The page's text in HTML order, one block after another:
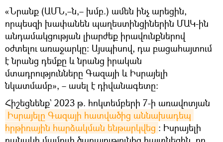
«Նրանք (ԱՄՆ,–ն,– խմբ.) ամեն ինչ արեցին,
որպեսզի խափանեն պաղեստինցիներին ՄԱԿ-ին
անդամակցության լիարժեք իրավունքներով
օժտելու առաջարկը։ Այսպիսով, դա բացահայտում
է նրանց դեմքը և նրանց իրական
մտադրությունները Գազայի և Իսրայելի
նկատմամբ», – ասել է դիվանագետը։
Հիշեցնենք` 2023 թ. հոկտեմբերի 7-ի առավոտյան
Իսրայելը Գազայի հատվածից աննախադեպ
հրթիռային հարձակման ենթարկվեց ։ Իսրայելի